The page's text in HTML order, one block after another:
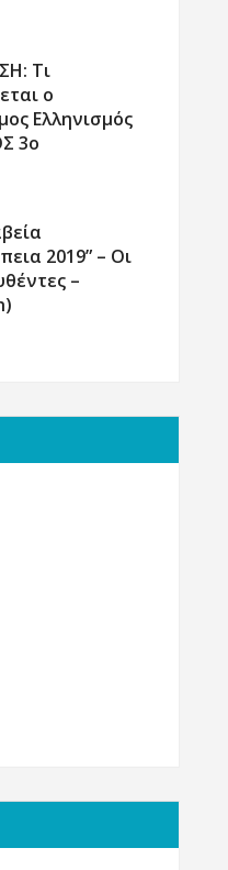
Τι
ο
Ελληνισμός
3ο
2019” – Οι
–